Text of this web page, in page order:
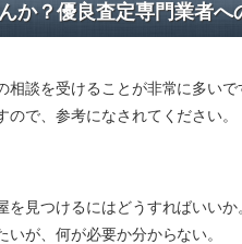
か？優良査定専門業者
談を受けることが非常に多いで
で、参考になされてください。
見つけるにはどうすればいいか
が、何が必要か分からない。